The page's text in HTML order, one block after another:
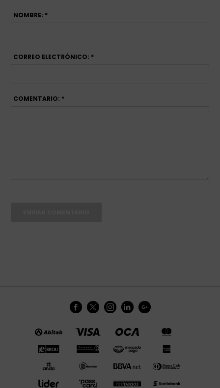
NOMBRE: *
CORREO ELECTRÓNICO: *
COMENTARIO: *
    